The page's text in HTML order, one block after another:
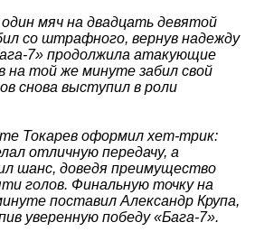
мяч на двадцать девятой
со штрафного, вернув надежду
7» продолжила атакующие
на той же минуте забил свой
снова выступил в роли
Токарев оформил хет-трик:
отличную передачу, а
шанс, доведя преимущество
голов. Финальную точку на
поставил Александр Крупа,
уверенную победу «Бага-7».